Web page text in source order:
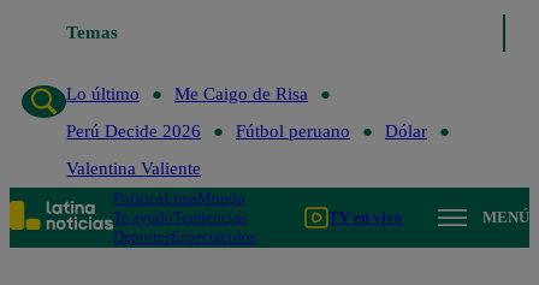
Temas
Lo último
Me Caigo de Risa
Perú Decide 2026
Fútbol peruano
Dólar
Valentina Valiente
PolíticaLimaMundo
Te ayudoTendencias
DeportesEspectáculos
TV en vivo MENÚ